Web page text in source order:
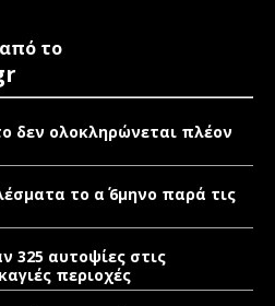
από το
δεν ολοκληρώνεται πλέον
το α΄ 6μηνο παρά τις
325 αυτοψίες στις
περιοχές